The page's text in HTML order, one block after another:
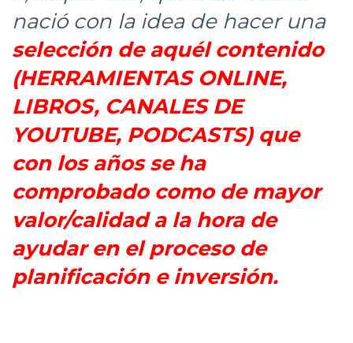
nació con la idea de hacer una
selección de aquél contenido
(HERRAMIENTAS ONLINE,
LIBROS, CANALES DE
YOUTUBE, PODCASTS) que
con los años se ha
comprobado como de mayor
valor/calidad a la hora de
ayudar en el proceso de
planificación e inversión.